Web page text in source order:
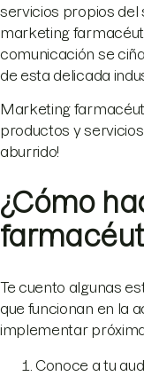
servicios propios del
marketing
comunicación se
de esta delicada
Marketing
productos y servicios
aburrido!
¿Cómo
Te cuento algunas
que funcionan en la
implementar
Conoce a tu